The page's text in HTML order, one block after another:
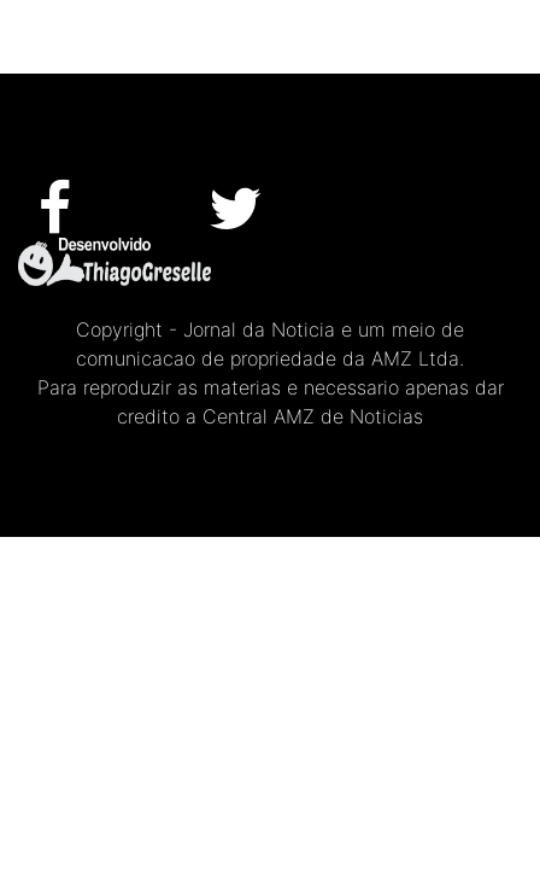
Copyright - Jornal da Noticia e um meio de
comunicacao de propriedade da AMZ Ltda.
Para reproduzir as materias e necessario apenas dar
credito a Central AMZ de Noticias